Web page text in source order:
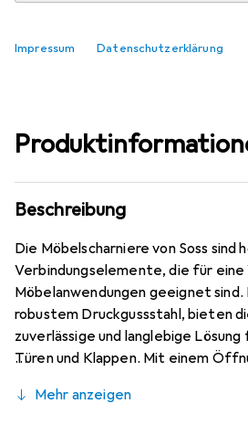
Impressum Datenschutzerklärung
kostenloser Versand
Beschreibung
Die Möbelscharniere von Soss sind
Verbindungselemente, die für eine
Möbelanwendungen geeignet
robustem Druckgussstahl, bieten
zuverlässige und langlebige
Türen und Klappen. Mit einem
Zugang zu den Innenteilen von
Mehr anzeigen